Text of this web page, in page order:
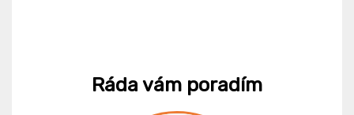
Ráda vám poradím